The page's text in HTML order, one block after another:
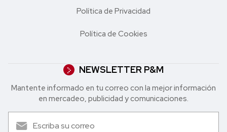
Política de Privacidad
Política de Cookies
NEWSLETTER P&M
Mantente informado en tu correo con la mejor in formación
en mercadeo, publicidad y comunicaciones.